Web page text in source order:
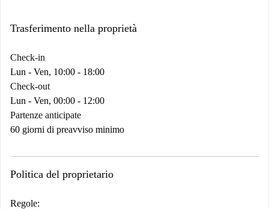
Trasferimento nella proprietà
Check-in
Lun - Ven, 10:00 - 18:00
Check-out
Lun - Ven, 00:00 - 12:00
Partenze anticipate
60 giorni di preavviso minimo
Politica del proprietario
Regole: